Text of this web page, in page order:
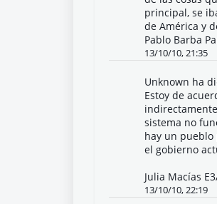
principal, se
de América y
Pablo Barba
13/10/10, 21:35
Unknown ha
Estoy de
sistema no
hay un pueblo
el gobierno
Julia Macías
13/10/10, 22:19